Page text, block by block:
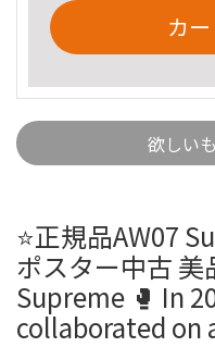
カ
欲しい
⭐️正規品AW07
ポスター中古
Supreme 🥊 In
collaborated on